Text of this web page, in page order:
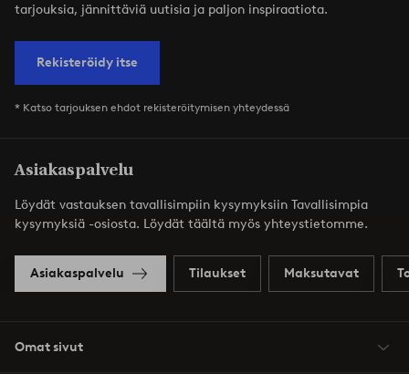
tarjouksia, jännittäviä uutisia ja paljon inspiraatiota.
Rekisteröidy itse
* Katso tarjouksen ehdot rekisteröitymisen yhteydessä
Asiakaspalvelu
Löydät vastauksen tavallisimpiin kysymyksiin Tavallisimpia
kysymyksiä -osiosta. Löydät täältä myös yhteystietomme.
Asiakaspalvelu Tilaukset Maksutavat
Omat sivut